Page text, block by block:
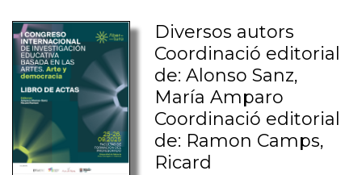
Diversos autors
Coordinació editorial
de: Alonso Sanz,
María Amparo
Coordinació editorial
de: Ramon Camps,
Ricard